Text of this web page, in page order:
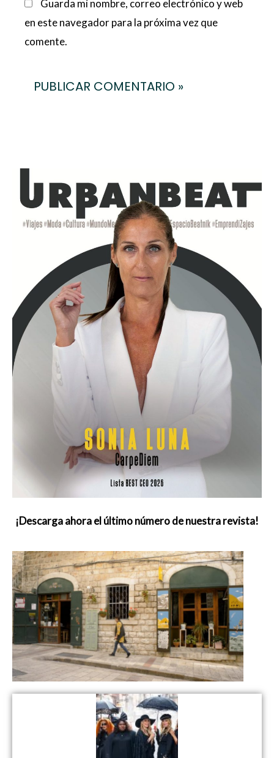
Guarda mi nombre, correo electrónico y web
en este navegador para la próxima vez que
comente.
¡Descarga ahora el último número de nuestra revista!